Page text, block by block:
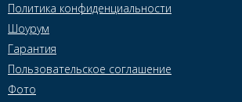
Политика конфиденциальности
Шоурум
Гарантия
Пользовательское соглашение
Фото